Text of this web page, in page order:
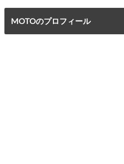
MOTOのプロフィール